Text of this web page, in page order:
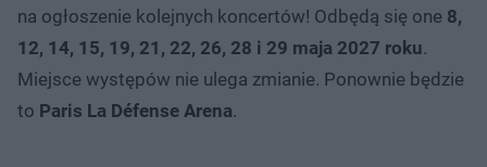
na ogłoszenie kolejnych koncertów! Odbędą się one 8,
12, 14, 15, 19, 21, 22, 26, 28 i 29 maja 2027 roku.
Miejsce występów nie ulega zmianie. Ponownie będzie
to Paris La Défense Arena.